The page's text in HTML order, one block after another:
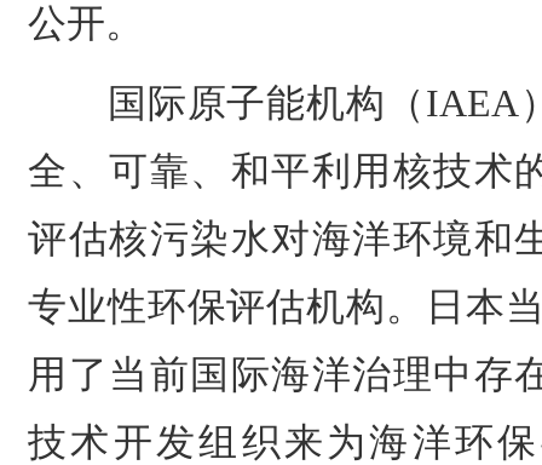
公开。
国际原子能机构（IAEA
全、可靠、和平利用核技术
评估核污染水对海洋环境和
专业性环保评估机构。日本
用了当前国际海洋治理中存
技术开发组织来为海洋环